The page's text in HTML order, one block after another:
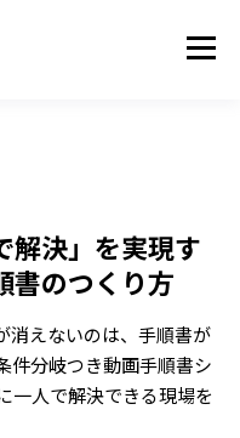
解決」を実現す
書のつくり方
消えないのは、手順書が
件分岐つき動画手順書シ
一人で解決できる現場を